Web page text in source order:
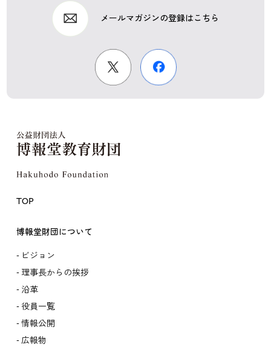
メールマガジンの登録はこちら
TOP
博報堂財団について
ビジョン
理事長からの挨拶
沿革
役員一覧
情報公開
広報物